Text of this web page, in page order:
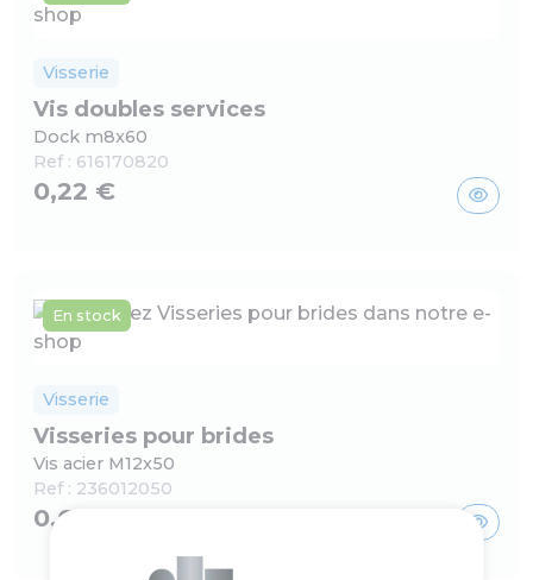
Visserie
Vis doubles services
Dock m8x60
Ref : 616170820
0,22 €
En stock
Visserie
Visseries pour brides
Vis acier M12x50
Ref : 236012050
0,64 €